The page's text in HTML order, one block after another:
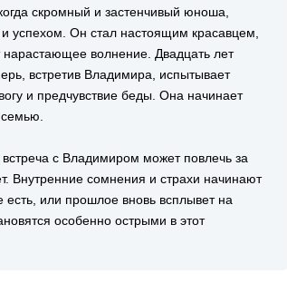
скромный и застенчивый юноша,
успехом. Он стал настоящим красавцем,
волнение. Двадцать лет
встретив Владимира, испытывает
и предчувствие беды. Она начинает
с Владимиром может повлечь за
Внутренние сомнения и страхи начинают
есть, или прошлое вновь всплывет на
особенно острыми в этот